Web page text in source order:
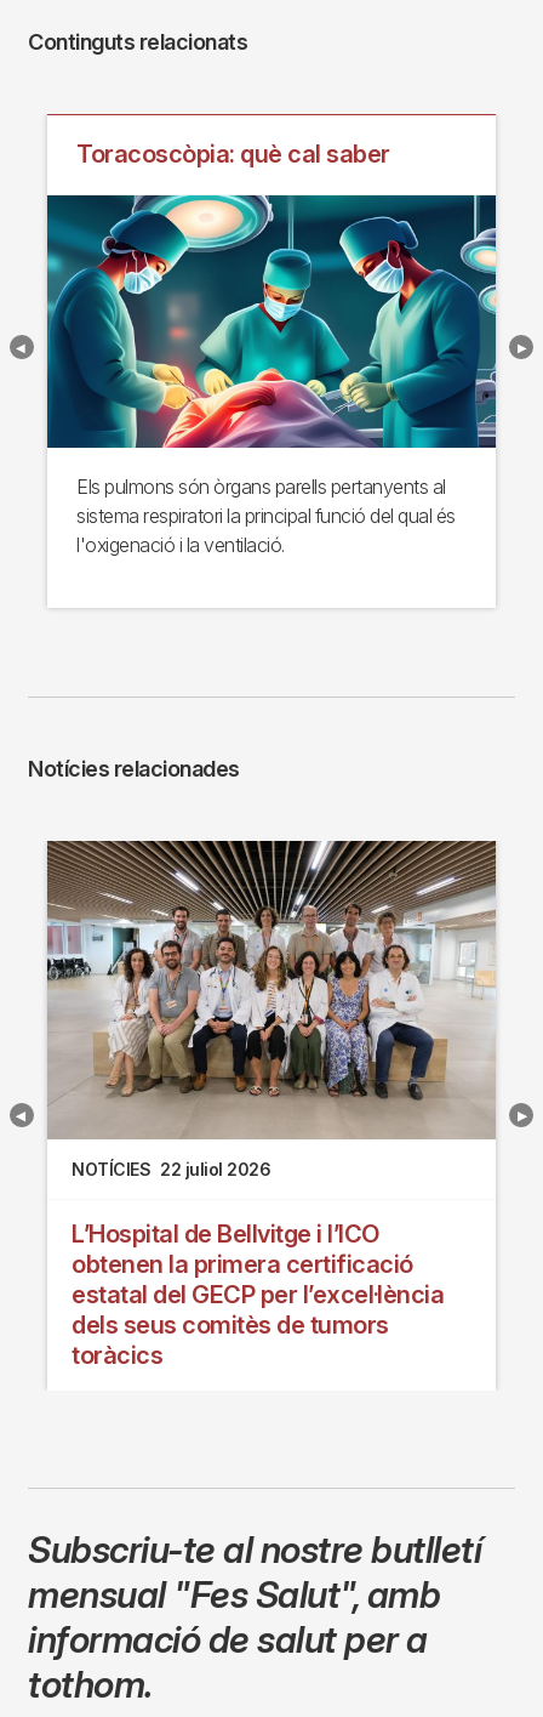
Continguts relacionats
Toracoscòpia: què cal saber
Els pulmons són òrgans parells pertanyents al
sistema respiratori la principal funció del qual és
l'oxigenació i la ventilació.
Notícies relacionades
NOTÍCIES 22 juliol 2026
L’Hospital de Bellvitge i l’ICO
obtenen la primera certificació
estatal del GECP per l’excel·lència
dels seus comitès de tumors
toràcics
Subscriu-te al nostre butlletí
mensual "Fes Salut",amb
informació de salut per a
tothom.